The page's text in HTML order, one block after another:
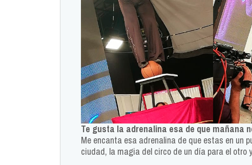
Te gusta la adrenalina esa de que mañana
Me encanta esa adrenalina de que estas en un
ciudad, la magia del circo de un día para el otro